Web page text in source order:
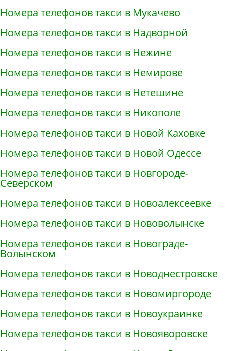
Номера телефонов такси в Мукачево
Номера телефонов такси в Надворной
Номера телефонов такси в Нежине
Номера телефонов такси в Немирове
Номера телефонов такси в Нетешине
Номера телефонов такси в Никополе
Номера телефонов такси в Новой Каховке
Номера телефонов такси в Новой Одессе
Номера телефонов такси в Новгороде-
Северском
Номера телефонов такси в Новоалексеевке
Номера телефонов такси в Нововолынске
Номера телефонов такси в Новограде-
Волынском
Номера телефонов такси в Новоднестровске
Номера телефонов такси в Новомиргороде
Номера телефонов такси в Новоукраинке
Номера телефонов такси в Новояворовске